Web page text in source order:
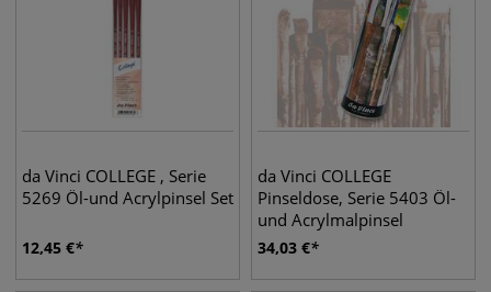
da Vinci COLLEGE , Serie
5269 Öl-und Acrylpinsel Set
12,45 €
da Vinci COLLEGE
Pinseldose, Serie 5403 Öl-
und Acrylmalpinsel
34,03 €